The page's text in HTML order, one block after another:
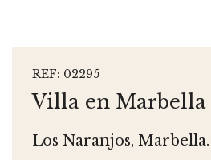
REF: 02295
Villa en Marbella
Los Naranjos, Marbella.